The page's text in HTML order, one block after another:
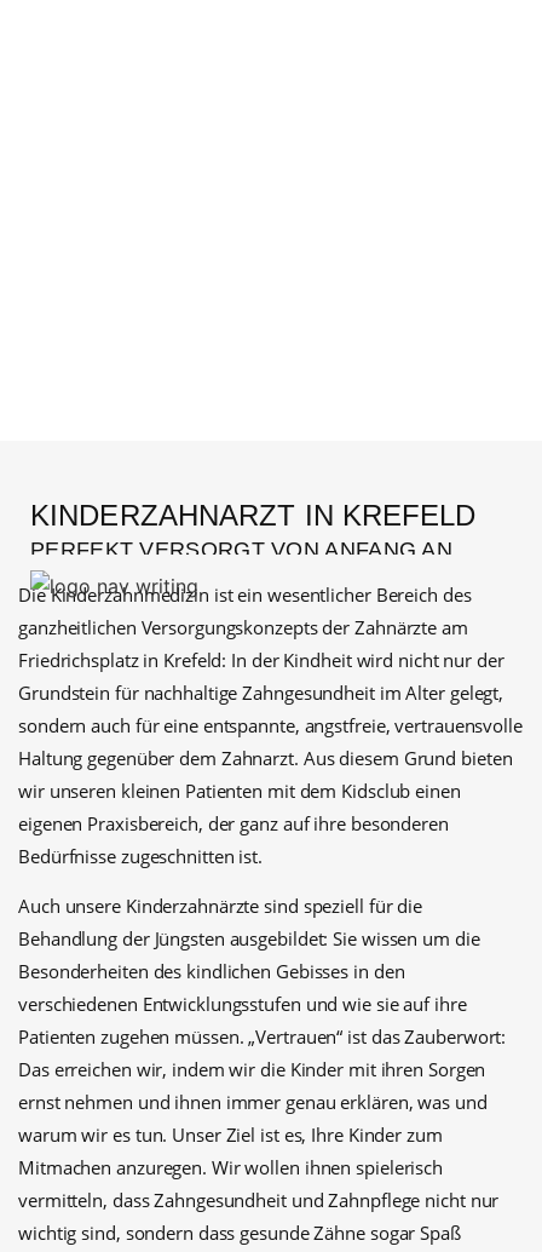
KINDERZAHNARZT IN KREFELD
PERFEKT VERSORGT VON ANFANG AN
Die Kinderzahnmedizin ist ein wesentlicher Bereich des
ganzheitlichen Versorgungskonzepts der Zahnärzte am
Friedrichsplatz in Krefeld: In der Kindheit wird nicht nur der
Grundstein für nachhaltige Zahngesundheit im Alter gelegt,
sondern auch für eine entspannte, angstfreie, vertrauensvolle
Haltung gegenüber dem Zahnarzt. Aus diesem Grund bieten
wir unseren kleinen Patienten mit dem Kidsclub einen
eigenen Praxisbereich, der ganz auf ihre besonderen
Bedürfnisse zugeschnitten ist.
Auch unsere Kinderzahnärzte sind speziell für die
Behandlung der Jüngsten ausgebildet: Sie wissen um die
Besonderheiten des kindlichen Gebisses in den
verschiedenen Entwicklungsstufen und wie sie auf ihre
Patienten zugehen müssen. „Vertrauen“ ist das Zauberwort:
Das erreichen wir, indem wir die Kinder mit ihren Sorgen
ernst nehmen und ihnen immer genau erklären, was und
warum wir es tun. Unser Ziel ist es, Ihre Kinder zum
Mitmachen anzuregen. Wir wollen ihnen spielerisch
vermitteln, dass Zahngesundheit und Zahnpflege nicht nur
wichtig sind, sondern dass gesunde Zähne sogar Spaß